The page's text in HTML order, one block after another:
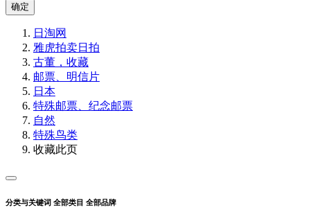
确定
日淘网
雅虎拍卖日拍
古董，收藏
邮票、明信片
日本
特殊邮票、纪念邮票
自然
特殊鸟类
收藏此页
分类与关键词 全部类目 全部品牌